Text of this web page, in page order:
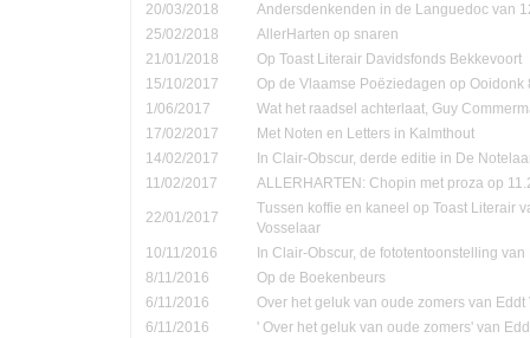
20/03/2018
Andersdenkenden in de Languedoc van
25/02/2018
AllerHarten op snaren
21/01/2018
Op Toast Literair Davidsfonds Bekkevoort
15/10/2017
Op de Vlaamse Poëziedagen op
1/06/2017
Wat het raadsel achterlaat, Guy
17/02/2017
Met Noten en Letters in Kalmthout
14/02/2017
In Clair-Obscur, derde editie in De
11/02/2017
ALLERHARTEN: Chopin met proza op
22/01/2017
Tussen koffie en kaneel op Toast Literair
Vosselaar
10/11/2016
In Clair-Obscur, de fototentoonstelling
8/11/2016
Op de Boekenbeurs
6/11/2016
Over het geluk van oude zomers van Eddt
6/11/2016
' Over het geluk van oude zomers' van